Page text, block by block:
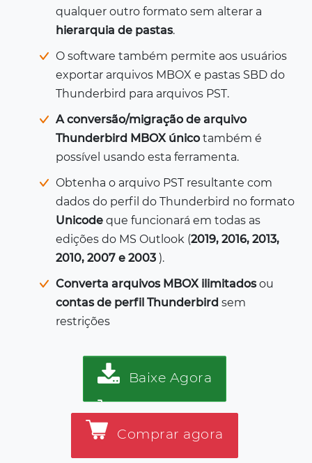
qualquer outro formato sem alterar a
hierarquia de pastas.
O software também permite aos usuários
exportar arquivos MBOX e pastas SBD do
Thunderbird para arquivos PST.
A conversão/migração de arquivo
Thunderbird MBOX único também é
possível usando esta ferramenta.
Obtenha o arquivo PST resultante com
dados do perfil do Thunderbird no formato
Unicode que funcionará em todas as
edições do MS Outlook (2019, 2016, 2013,
2010, 2007 e 2003 ).
Converta arquivos MBOX ilimitadosou
contas de perfil Thunderbird sem
restrições
Baixe Agora
Comprar agora